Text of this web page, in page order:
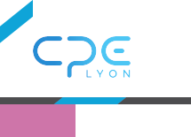
Cookies management panel